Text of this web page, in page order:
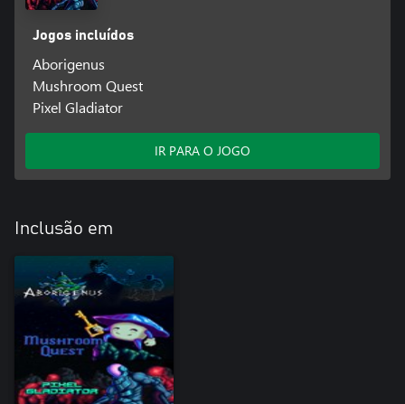
Jogos incluídos
Aborigenus
Mushroom Quest
Pixel Gladiator
IR PARA O JOGO
Inclusão em